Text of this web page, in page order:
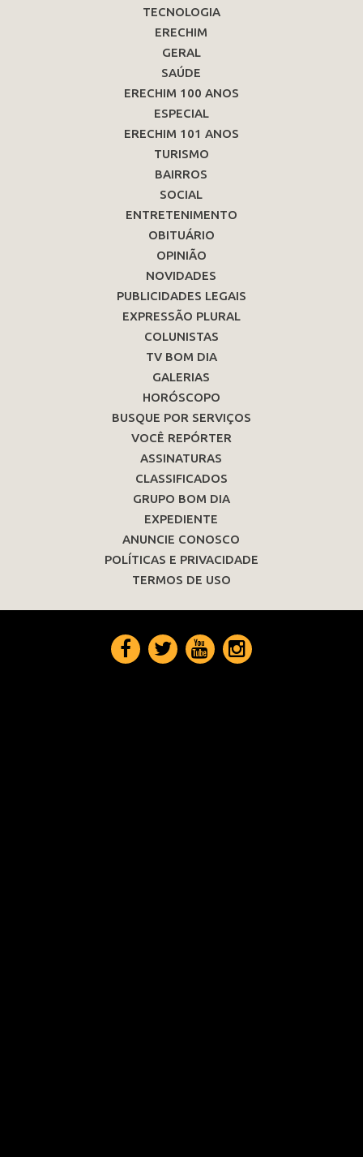
TECNOLOGIA
ERECHIM
GERAL
SAÚDE
ERECHIM 100 ANOS
ESPECIAL
ERECHIM 101 ANOS
TURISMO
BAIRROS
SOCIAL
ENTRETENIMENTO
OBITUÁRIO
OPINIÃO
NOVIDADES
PUBLICIDADES LEGAIS
EXPRESSÃO PLURAL
COLUNISTAS
TV BOM DIA
GALERIAS
HORÓSCOPO
BUSQUE POR SERVIÇOS
VOCÊ REPÓRTER
ASSINATURAS
CLASSIFICADOS
GRUPO BOM DIA
EXPEDIENTE
ANUNCIE CONOSCO
POLÍTICAS E PRIVACIDADE
TERMOS DE USO